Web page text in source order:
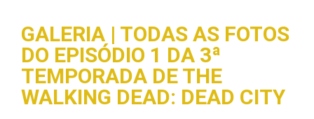
GALERIA | TODAS AS FOTOS
DO EPISÓDIO 1 DA 3ª
TEMPORADA DE THE
WALKING DEAD: DEAD CITY